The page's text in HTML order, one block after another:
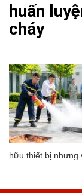
huấn
cháy
hữu thiết bị nhưng